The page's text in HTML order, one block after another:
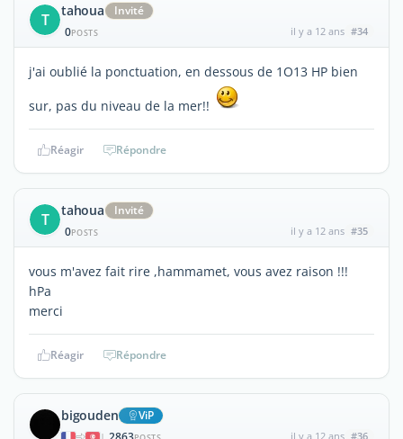
T tahoua
Invité
0POSTS il y a 12 ans #34
j'ai oublié la ponctuation, en dessous de 1O13 HP bien
sur, pas du niveau de la mer!!
Réagir Répondre
T tahoua
Invité
0POSTS il y a 12 ans #35
vous m'avez fait rire ,hammamet, vous avez raison !!!
hPa
merci
Réagir Répondre
bigouden ViP
il y a 12 ans #36